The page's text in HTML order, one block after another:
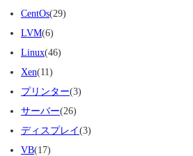
CentOs(29)
LVM(6)
Linux(46)
Xen(11)
プリンター(3)
サーバー(26)
ディスプレイ(3)
VB(17)